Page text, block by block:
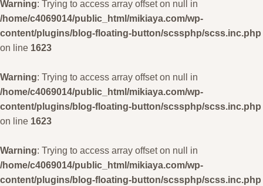
Warning: Trying to access array offset on null in
/home/c4069014/public_html/mikiaya.com/wp-
content/plugins/blog-floating-button/scssphp/scss.inc.php
on line 1623
Warning: Trying to access array offset on null in
/home/c4069014/public_html/mikiaya.com/wp-
content/plugins/blog-floating-button/scssphp/scss.inc.php
on line 1623
Warning: Trying to access array offset on null in
/home/c4069014/public_html/mikiaya.com/wp-
content/plugins/blog-floating-button/scssphp/scss.inc.php